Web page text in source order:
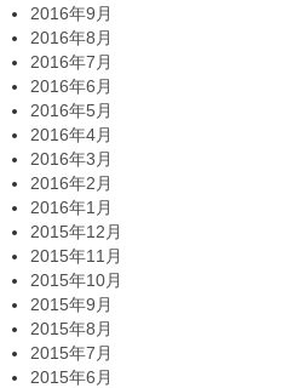
2016年9月
2016年8月
2016年7月
2016年6月
2016年5月
2016年4月
2016年3月
2016年2月
2016年1月
2015年12月
2015年11月
2015年10月
2015年9月
2015年8月
2015年7月
2015年6月